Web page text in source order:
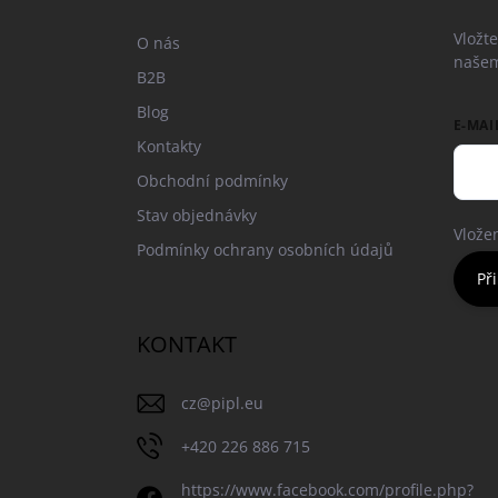
O nás
B2B
Blog
Kontakty
Obchodní podmínky
Stav objednávky
Podmínky ochrany osobních údajů
E-
KONTAKT
cz@pipl.eu
+420 226 886 715
https://www.facebook.com/profile.php?